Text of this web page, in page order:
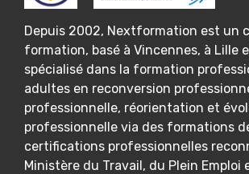
Depuis 2002, Nextformation est un
formation, basé à Vincennes, à Lille
spécialisé dans la formation
adultes en reconversion
professionnelle, réorientation et
professionnelle via des formations
certifications professionnelles
Ministère du Travail, du Plein Emploi